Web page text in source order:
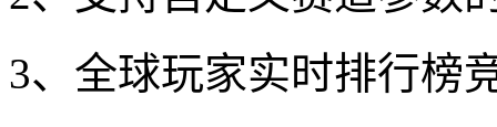
3、全球玩家实时排行榜